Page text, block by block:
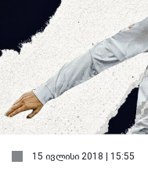
15 ივლისი 2018 | 15:55